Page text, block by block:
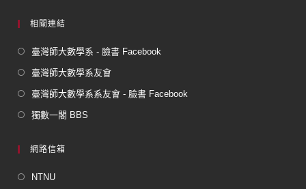
相關連結
臺灣師大數學系 - 臉書 Facebook
臺灣師大數學系友會
臺灣師大數學系系友會 - 臉書 Facebook
獨數一閣 BBS
網路信箱
NTNU